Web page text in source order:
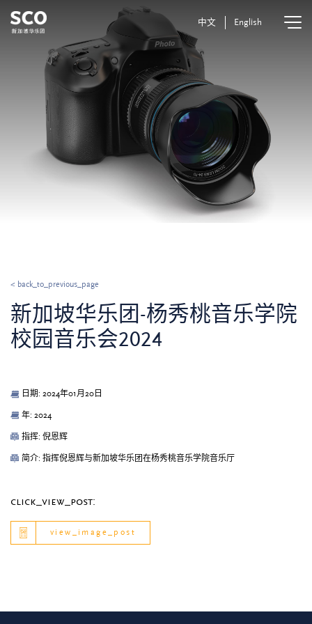
中文 English
< back_to_previous_page
新加坡华乐团-杨秀桃音乐学院
校园音乐会2024
日期: 2024年01月20日
年: 2024
指挥: 倪恩辉
简介: 指挥倪恩辉与新加坡华乐团在杨秀桃音乐学院音乐厅
click_view_post:
view_image_post